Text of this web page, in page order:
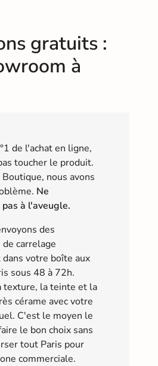
gratuits :
à
de l'achat en ligne,
toucher le produit.
nous avons
Ne
à l'aveugle.
des
carrelage
votre boîte aux
sous 48 à 72h.
texture, la teinte et la
cérame avec votre
C'est le moyen le
le bon choix sans
tout Paris pour
commerciale.